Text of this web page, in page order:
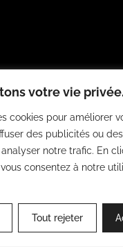
votre vie privée.
cookies pour améliorer
des publicités ou
notre trafic. En
consentez à notre
Tout rejeter
Combien
Lire la suite »